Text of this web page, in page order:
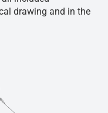
drawing and in the